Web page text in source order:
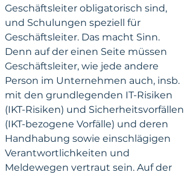
Geschäftsleiter obligatorisch sind,
und Schulungen speziell für
Geschäftsleiter. Das macht Sinn.
Denn auf der einen Seite müssen
Geschäftsleiter, wie jede andere
Person im Unternehmen auch, insb.
mit den grundlegenden IT-Risiken
(IKT-Risiken) und Sicherheitsvorfällen
(IKT-bezogene Vorfälle) und deren
Handhabung sowie einschlägigen
Verantwortlichkeiten und
Meldewegen vertraut sein. Auf der